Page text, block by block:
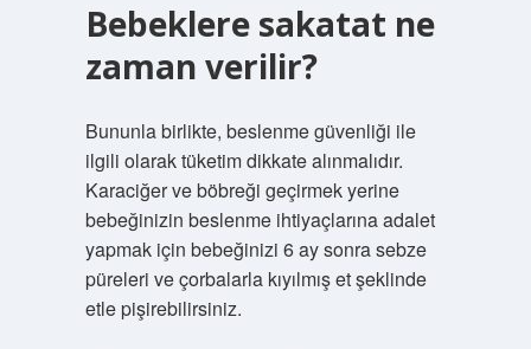
Bebeklere sakatat ne
zaman verilir?
Bununla birlikte, beslenme güvenliği ile
ilgili olarak tüketim dikkate alınmalıdır.
Karaciğer ve böbreği geçirmek yerine
bebeğinizin beslenme ihtiyaçlarına adalet
yapmak için bebeğinizi 6 ay sonra sebze
püreleri ve çorbalarla kıyılmış et şeklinde
etle pişirebilirsiniz.